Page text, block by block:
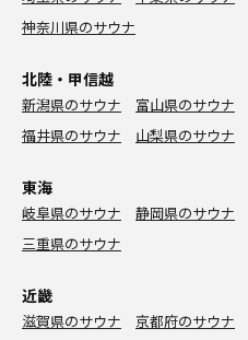
神奈川県のサウナ
北陸・甲信越
新潟県のサウナ 富山県のサウナ
福井県のサウナ
山梨県のサウナ
東海
岐阜県のサウナ 静岡県のサウナ
三重県のサウナ
近畿
滋賀県のサウナ 京都府のサウナ